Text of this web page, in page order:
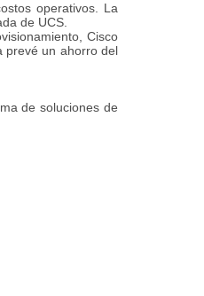
operativos. La
de UCS.
Cisco
prevé un ahorro del
de soluciones de